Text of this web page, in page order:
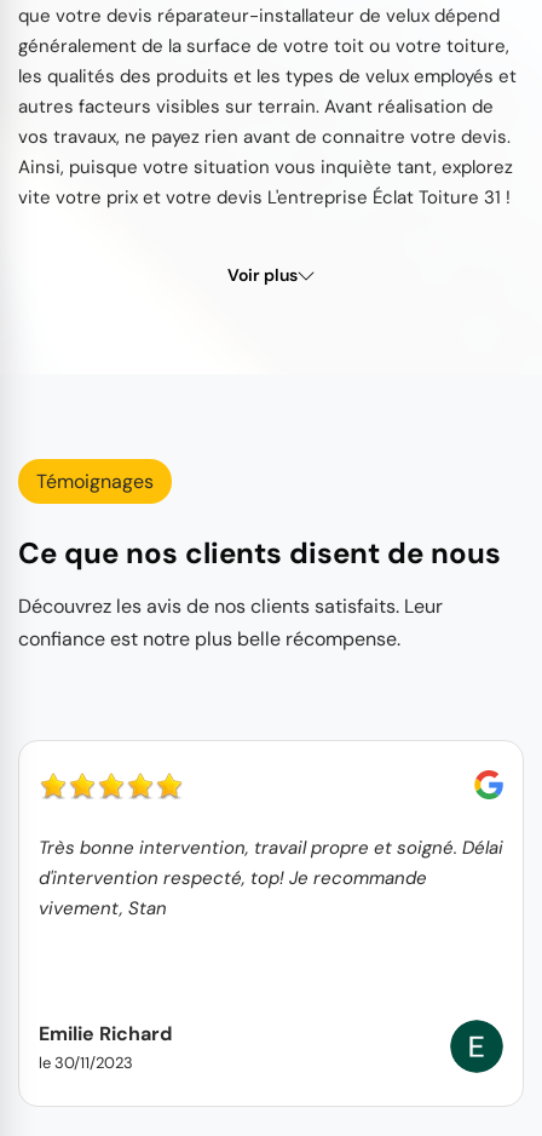
que votre devis réparateur-installateur de velux dépend
généralement de la surface de votre toit ou votre toiture,
les qualités des produits et les types de velux employés et
autres facteurs visibles sur terrain. Avant réalisation de
vos travaux, ne payez rien avant de connaitre votre devis.
Ainsi, puisque votre situation vous inquiète tant, explorez
vite votre prix et votre devis L'entreprise Éclat Toiture 31 !
Voir plus
Témoignages
Ce que nos clients disent de nous
Découvrez les avis de nos clients satisfaits. Leur
confiance est notre plus belle récompense.
Très bonne intervention, travail propre et soigné. Délai
d'intervention respecté, top! Je recommande
vivement, Stan
Emilie Richard
le 30/11/2023